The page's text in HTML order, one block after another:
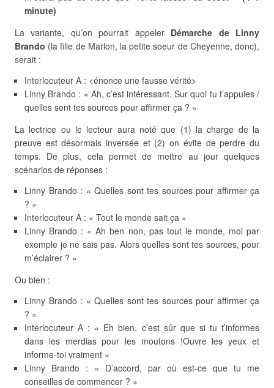
minute)
La variante, qu’on pourrait appeler Démarche de Linny
Brando (la fille de Marlon, la petite soeur de Cheyenne, donc),
serait :
Interlocuteur A : <énonce une fausse vérité>
Linny Brando : « Ah, c’est intéressant. Sur quoi tu t’appuies /
quelles sont tes sources pour affirmer ça ? »
La lectrice ou le lecteur aura noté que (1) la charge de la
preuve est désormais inversée et (2) on évite de perdre du
temps. De plus, cela permet de mettre au jour quelques
scénarios de réponses :
Linny Brando : « Quelles sont tes sources pour affirmer ça
? »
Interlocuteur A : « Tout le monde sait ça »
Linny Brando : « Ah ben non, pas tout le monde, moi par
exemple je ne sais pas. Alors quelles sont tes sources, pour
m’éclairer ? »
Ou bien :
Linny Brando : « Quelles sont tes sources pour affirmer ça
? »
Interlocuteur A : « Eh bien, c’est sûr que si tu t’informes
dans les merdias pour les moutons !Ouvre les yeux et
informe-toi vraiment »
Linny Brando : « D’accord, par où est-ce que tu me
conseilles de commencer ? »